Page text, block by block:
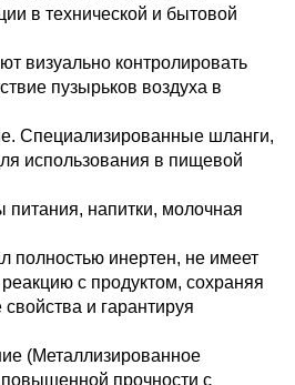
в технической и бытовой
визуально контролировать
пузырьков воздуха в
Специализированные шланги,
использования в пищевой
напитки, молочная
полностью инертен, не имеет
с продуктом, сохраняя
и гарантируя
(Металлизированное
прочности с